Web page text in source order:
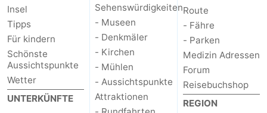
Surfen
-
Wattwandern
-
Sportangeln
Seehunden
Essen
Insel
Tipps
Für kindern
Schönste
Aussichtspunkte
Wetter
UNTERKÜNFTE
Sehenswürdigkeiten
- Museen
- Denkmäler
- Kirchen
- Mühlen
- Aussichtspunkte
Attraktionen
Route
- Fähre
- Parken
Medizin Adressen
Forum
Reisebuchshop
REGION